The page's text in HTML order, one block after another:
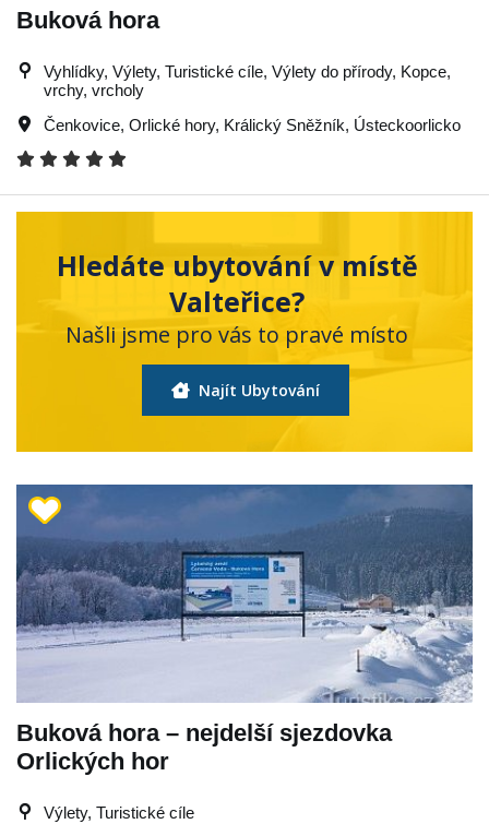
Buková hora
Vyhlídky, Výlety, Turistické cíle, Výlety do přírody, Kopce,
vrchy, vrcholy
Čenkovice, Orlické hory, Králický Sněžník, Ústeckoorlicko
Hledáte ubytování v místě
Valteřice?
Našli jsme pro vás to pravé místo
Najít Ubytování
Buková hora – nejdelší sjezdovka
Orlických hor
Výlety, Turistické cíle